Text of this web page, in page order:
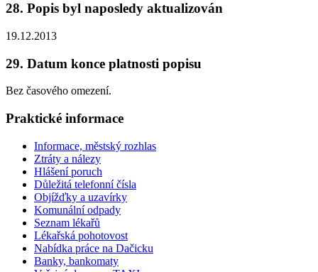
28. Popis byl naposledy aktualizován
19.12.2013
29. Datum konce platnosti popisu
Bez časového omezení.
Praktické informace
Informace, městský rozhlas
Ztráty a nálezy
Hlášení poruch
Důležitá telefonní čísla
Objížďky a uzavírky
Komunální odpady
Seznam lékařů
Lékařská pohotovost
Nabídka práce na Dačicku
Banky, bankomaty